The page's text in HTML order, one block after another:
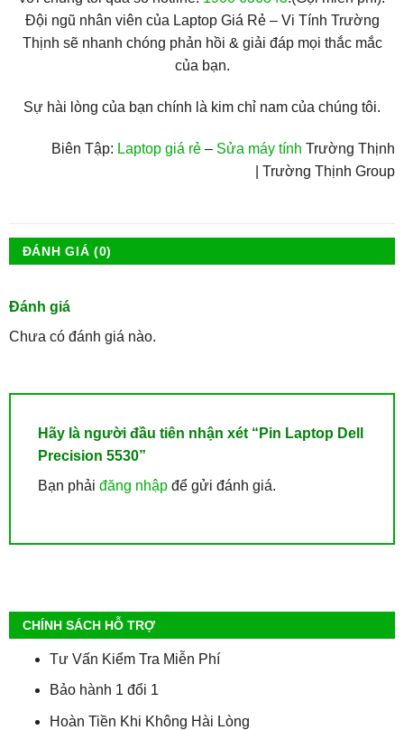
Đội ngũ nhân viên của Laptop Giá Rẻ – Vi Tính Trường
Thịnh sẽ nhanh chóng phản hồi & giải đáp mọi thắc mắc
của bạn.
Sự hài lòng của bạn chính là kim chỉ nam của chúng tôi.
Biên Tập: Laptop giá rẻ – Sửa máy tính Trường Thịnh
| Trường Thịnh Group
ĐÁNH GIÁ (0)
Đánh giá
Chưa có đánh giá nào.
Hãy là người đầu tiên nhận xét “Pin Laptop Dell
Precision 5530”
Bạn phải đăng nhậpđể gửi đánh giá.
CHÍNH SÁCH HỖ TRỢ
Tư Vấn Kiểm Tra Miễn Phí
Bảo hành 1 đổi 1
Hoàn Tiền Khi Không Hài Lòng